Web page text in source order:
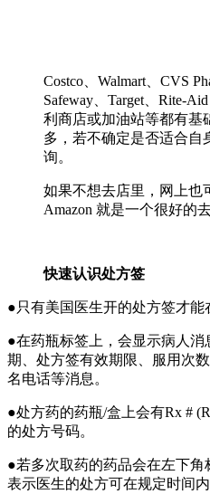
Costco、Walmart、CVS
Safeway、Target、Rite-
利商店或加油站等都有基
多，若不确定是否适合自
询。
如果不想去店里，网上也
Amazon 就是一个很好的去
快速认识处方签
●只有美国医生开的处方签才能
●在药瓶标签上，会显示病人
期、处方签有效期限、服用次
名电话等消息。
●处方药的药瓶/盒上会有Rx #
的处方号码。
●若多次取药的药品会在左下角
表示医生的处方可在规定时间